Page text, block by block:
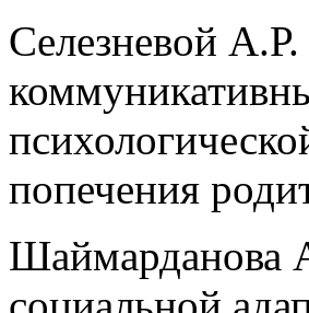
Селезневой А.Р.
попечения
Шаймарданова